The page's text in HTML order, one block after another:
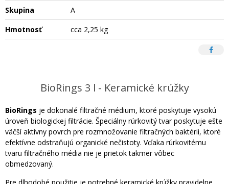
Skupina
A
Hmotnosť
cca 2,25 kg
BioRings 3 l - Keramické krúžky
BioRings je dokonalé filtračné médium, ktoré poskytuje vysokú
úroveň biologickej filtrácie. Špeciálny rúrkovitý tvar poskytuje ešte
väčší aktívny povrch pre rozmnožovanie filtračných baktérii, ktoré
efektívne odstraňujú organické nečistoty. Vďaka rúrkovitému
tvaru filtračného média nie je prietok takmer vôbec
obmedzovaný.